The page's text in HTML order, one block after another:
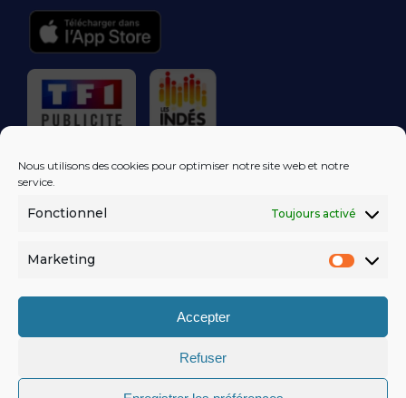
Nous utilisons des cookies pour optimiser notre site web et notre
service.
Fonctionnel Toujours activé
Marketing
Accepter
Refuser
RÉGIE PUBLICITAIRE
LES EXCLUS
DANS VOTRE
MENTIONS LÉGALES